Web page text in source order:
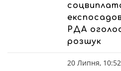
РДА
розшук
20 Липня, 10:52